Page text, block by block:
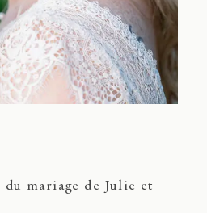
mariage de Julie et